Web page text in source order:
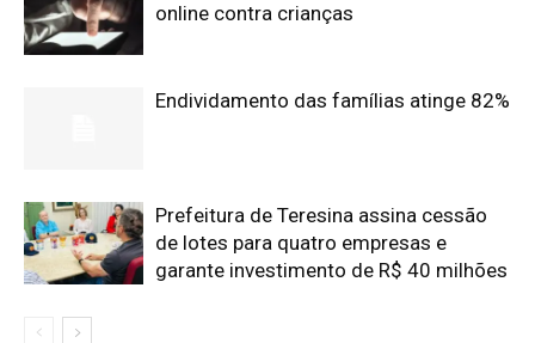
online contra crianças
Endividamento das famílias atinge 82%
Prefeitura de Teresina assina cessão
de lotes para quatro empresas e
garante investimento de R$ 40 milhões